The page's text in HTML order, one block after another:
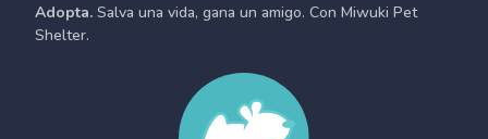
Adopta. Salva una vida, gana un amigo. Con Miwuki Pet
Shelter.